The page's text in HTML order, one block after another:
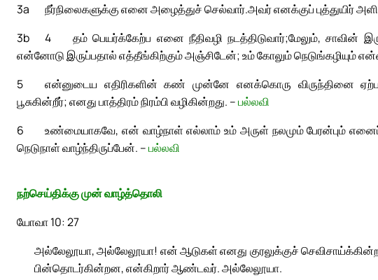
நீர்நிலைகளுக்கு எனை அழைத்துச் செல்வார்.
3a அவர் எனக்குப் புத்துயிர்
3b
தம் பெயர்க்கேற்ப எனை நீதிவழி நடத்திடுவார்;
4
மேலும், சாவின்
என்னோடு இருப்பதால் எத்தீங்கிற்கும் அஞ்சிடேன்; உம் கோலும் நெடுங்கழியும்
5
என்னுடைய எதிரிகளின் கண் முன்னே எனக்கொரு விருந்தினை
பூசுகின்றீர்; எனது பாத்திரம் நிரம்பி வழிகின்றது. –பல்லவி
6
உண்மையாகவே, என் வாழ்நாள் எல்லாம் உம் அருள் நலமும் பேரன்பும்
நெடுநாள் வாழ்ந்திருப்பேன். –பல்லவி
நற்செய்திக்கு முன் வாழ்த்தொலி
யோவா 10: 27
அல்லேலூயா, அல்லேலூயா! என் ஆடுகள் எனது குரலுக்குச்
பின்தொடர்கின்றன, என்கிறார் ஆண்டவர். அல்லேலூயா.